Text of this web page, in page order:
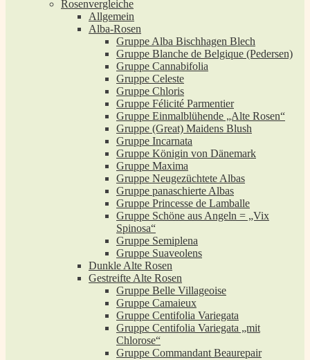
Rosenvergleiche
Allgemein
Alba-Rosen
Gruppe Alba Bischhagen Blech
Gruppe Blanche de Belgique (Pedersen)
Gruppe Cannabifolia
Gruppe Celeste
Gruppe Chloris
Gruppe Félicité Parmentier
Gruppe Einmalblühende „Alte Rosen“
Gruppe (Great) Maidens Blush
Gruppe Incarnata
Gruppe Königin von Dänemark
Gruppe Maxima
Gruppe Neugezüchtete Albas
Gruppe panaschierte Albas
Gruppe Princesse de Lamballe
Gruppe Schöne aus Angeln = „Vix
Spinosa“
Gruppe Semiplena
Gruppe Suaveolens
Dunkle Alte Rosen
Gestreifte Alte Rosen
Gruppe Belle Villageoise
Gruppe Camaieux
Gruppe Centifolia Variegata
Gruppe Centifolia Variegata „mit
Chlorose“
Gruppe Commandant Beaurepair